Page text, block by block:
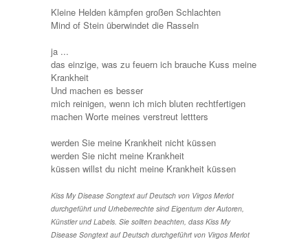
Kleine Helden kämpfen großen Schlachten
Mind of Stein überwindet die Rasseln
ja ...
das einzige, was zu feuern ich brauche Kuss meine
Krankheit
Und machen es besser
mich reinigen, wenn ich mich bluten rechtfertigen
machen Worte meines verstreut lettters
werden Sie meine Krankheit nicht küssen
werden Sie nicht meine Krankheit
küssen willst du nicht meine Krankheit küssen
Kiss My Disease Songtext auf Deutsch von Virgos Merlot
durchgeführt und Urheberrechte sind Eigentum der Autoren,
Künstler und Labels. Sie sollten beachten, dass Kiss My
Disease Songtext auf Deutsch durchgeführt von Virgos Merlot